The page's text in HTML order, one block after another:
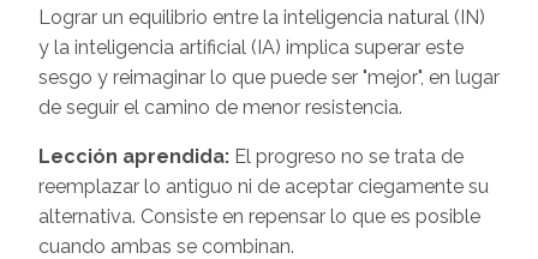
Lograr un equilibrio entre la inteligencia natural (IN)
y la inteligencia artificial (IA) implica superar este
sesgo y reimaginar lo que puede ser "mejor", en lugar
de seguir el camino de menor resistencia.
Lección aprendida: El progreso no se trata de
reemplazar lo antiguo ni de aceptar ciegamente su
alternativa. Consiste en repensar lo que es posible
cuando ambas se combinan.